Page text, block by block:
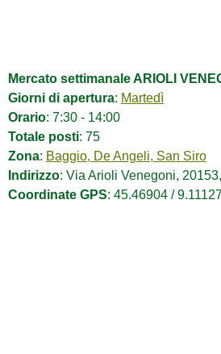
Mercato settimanale ARIOLI
Giorni di apertura: Martedì
Orario: 7:30 - 14:00
Totale posti: 75
Zona: Baggio, De Angeli, San Siro
Indirizzo: Via Arioli Venegoni,
Coordinate GPS: 45.46904 /